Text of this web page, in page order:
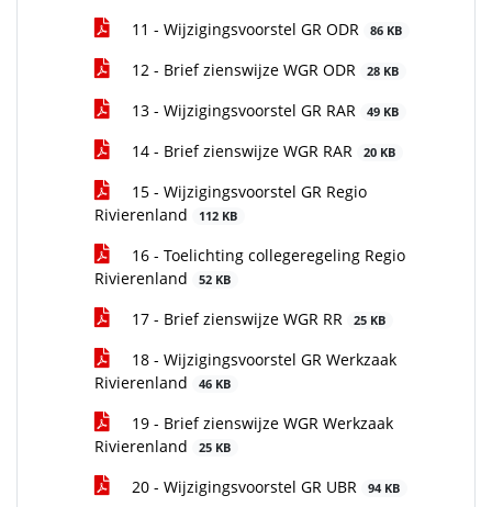
11 - Wijzigingsvoorstel GR ODR 86 KB
12 - Brief zienswijze WGR ODR 28 KB
13 - Wijzigingsvoorstel GR RAR 49 KB
14 - Brief zienswijze WGR RAR 20 KB
15 - Wijzigingsvoorstel GR Regio
Rivierenland
112 KB
16 - Toelichting collegeregeling Regio
Rivierenland
52 KB
17 - Brief zienswijze WGR RR 25 KB
18 - Wijzigingsvoorstel GR Werkzaak
Rivierenland
46 KB
19 - Brief zienswijze WGR Werkzaak
Rivierenland
25 KB
20 - Wijzigingsvoorstel GR UBR 94 KB